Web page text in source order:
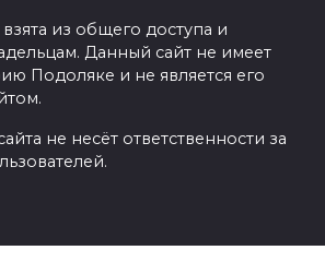
из общего доступа и
Данный сайт не имеет
Подоляке и не является его
не несёт ответственности за